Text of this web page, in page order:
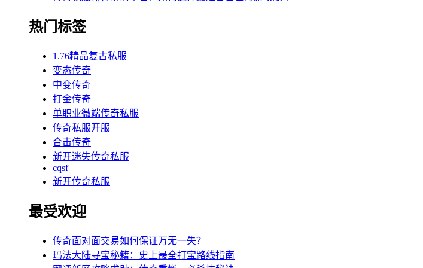
热门标签
1.76精品复古私服
变态传奇
中变传奇
打金传奇
单职业微端传奇私服
传奇私服开服
合击传奇
新开迷失传奇私服
cqsf
新开传奇私服
最受欢迎
传奇面对面交易如何保证万无一失？
玛法大陆寻宝秘籍：史上最全打宝路线指南